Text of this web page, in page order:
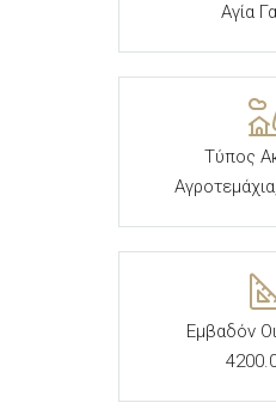
Αγία
Τύπος
Εμβαδόν